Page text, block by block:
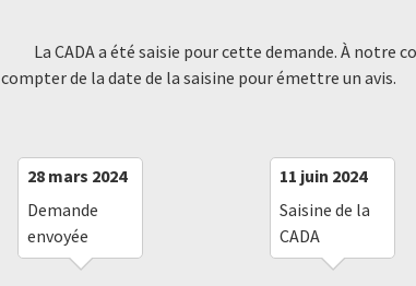
La CADA a été saisie pour cette demande. À notre
compter de la date de la saisine pour émettre un avis.
28 mars 2024
Demande
envoyée
11 juin 2024
Saisine de la
CADA